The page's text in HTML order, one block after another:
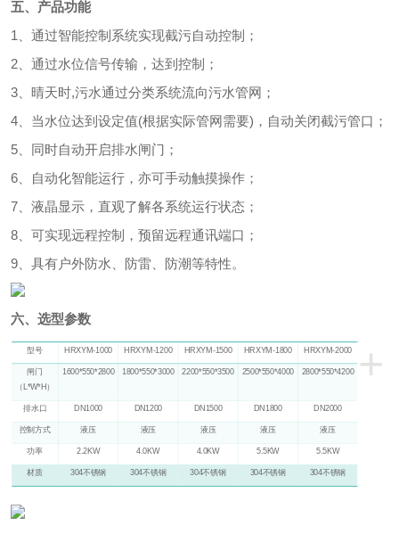
五、产品功能
1、通过智能控制系统实现截污自动控制；
2、通过水位信号传输，达到控制；
3、晴天时,污水通过分类系统流向污水管网；
4、当水位达到设定值(根据实际管网需要)，自动关闭截污管口；
5、同时自动开启排水闸门；
6、自动化智能运行，亦可手动触摸操作；
7、液晶显示，直观了解各系统运行状态；
8、可实现远程控制，预留远程通讯端口；
9、具有户外防水、防雷、防潮等特性。
六、选型参数
+
型号 HRXYM-1000 HRXYM-1200 HRXYM-1500 HRXYM-1800 HRXYM-2000
闸门
（ L*W*H）
1600*550*2800 1800*550*3000 2200*550*3500 2500*550*4000 2800*550*4200
排水口 DN1000 DN1200 DN1500 DN1800 DN2000
控制方式 液压 液压 液压 液压 液压
功率 2.2KW 4.0KW 4.0KW 5.5KW 5.5KW
材质 304不锈钢 304不锈钢 304不锈钢 304不锈钢 304不锈钢